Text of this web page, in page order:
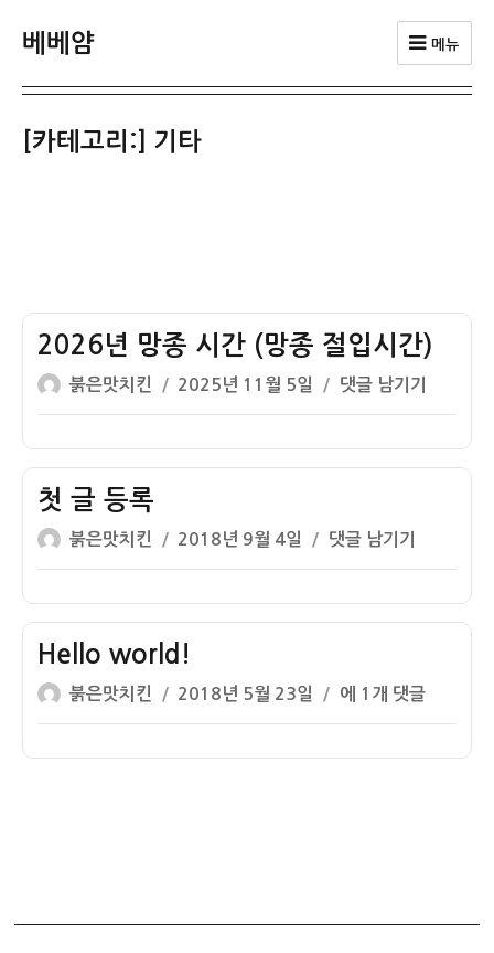
베베얌 메뉴
[카테고리:] 기타
2026년 망종 시간 (망종 절입시간)
글
쓴
붉은맛치킨
작
성
자
2025년 11월 5일
2026
년
종
(망
절
간)
댓글 남기기
첫 글 등록
글
쓴
붉은맛치킨
작
성
자
2018년 9월 4일
첫
글
록
댓글 남기기
Hello world!
글
쓴
붉은맛치킨
작
성
2018년 5월 23일
Hello
world!
에 1개 댓글